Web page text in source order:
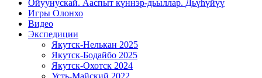
Ойуунускай. Ааспыт күннэр-дьыллар. Дьүһүйүү
Игры Олонхо
Видео
Экспедиции
Якутск-Нелькан 2025
Якутск-Бодайбо 2025
Якутск-Охотск 2024
Усть-Майский 2022